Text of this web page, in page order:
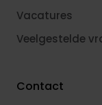
Vacatures
Veelgestelde
Contact